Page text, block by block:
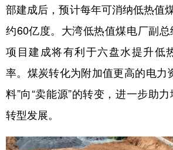
部建成后，预计每年可消纳低热值
约60亿度。大湾低热值煤电厂副总
项目建成将有利于六盘水提升低
率。煤炭转化为附加值更高的电力
料”向“卖能源”的转变，进一步助
转型发展。